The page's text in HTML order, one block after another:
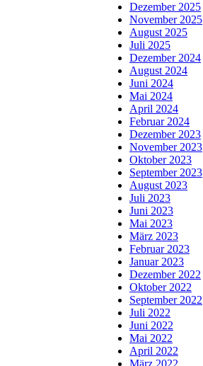
Dezember 2025
November 2025
August 2025
Juli 2025
Dezember 2024
August 2024
Juni 2024
Mai 2024
April 2024
Februar 2024
Dezember 2023
November 2023
Oktober 2023
September 2023
August 2023
Juli 2023
Juni 2023
Mai 2023
März 2023
Februar 2023
Januar 2023
Dezember 2022
Oktober 2022
September 2022
Juli 2022
Juni 2022
Mai 2022
April 2022